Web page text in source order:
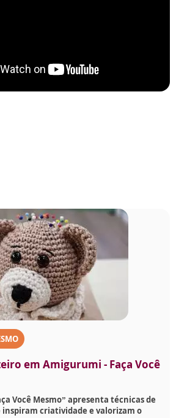
em Amigurumi - Faça Você
Você Mesmo” apresenta técnicas de
criatividade e valorizam o